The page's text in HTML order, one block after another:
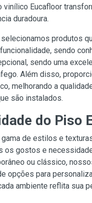
vinílico Eucafloor
duradoura.
produtos
sendo
sendo uma
Além disso,
melhorando a
são instalados.
do Piso
gama de estilos e
os gostos e
ou clássico,
opções para
ambiente reflita sua